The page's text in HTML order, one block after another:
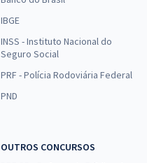
IBGE
INSS - Instituto Nacional do
Seguro Social
PRF - Polícia Rodoviária Federal
PND
OUTROS CONCURSOS